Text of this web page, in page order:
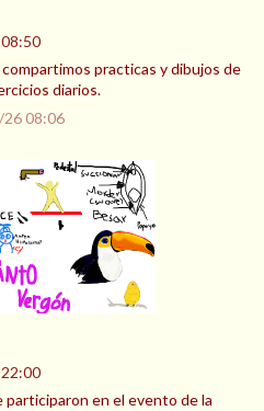
practicas y dibujos de
diarios.
08:06
participaron en el evento de la